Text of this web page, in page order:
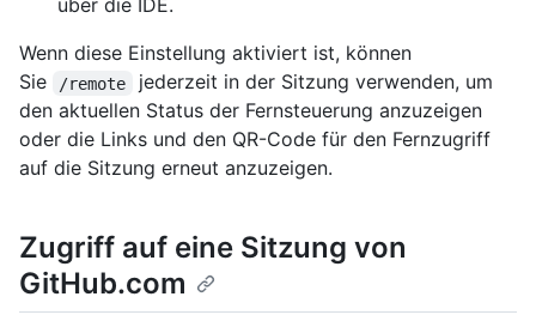
über die IDE.
Wenn diese Einstellung aktiviert ist, können
Sie
/remote
jederzeit in der Sitzung verwenden, um
den aktuellen Status der Fernsteuerung anzuzeigen
oder die Links und den QR-Code für den Fernzugriff
auf die Sitzung erneut anzuzeigen.
Zugriff auf eine Sitzung von
GitHub.com